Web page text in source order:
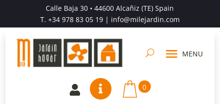
Calle Baja 30 • 44600 Alcañiz (TE) Spain
T. +34 978 83 05 19| info@milejardin.com
  0